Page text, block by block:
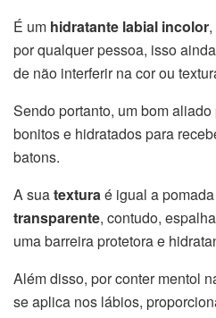
É um hidratante labial incolor
por qualquer pessoa, isso
de não interferir na cor ou
Sendo portanto, um bom
bonitos e hidratados para
batons.
A suatexturaé igual a
transparente, contudo,
uma barreira protetora e
Além disso, por conter mentol
se aplica nos lábios,